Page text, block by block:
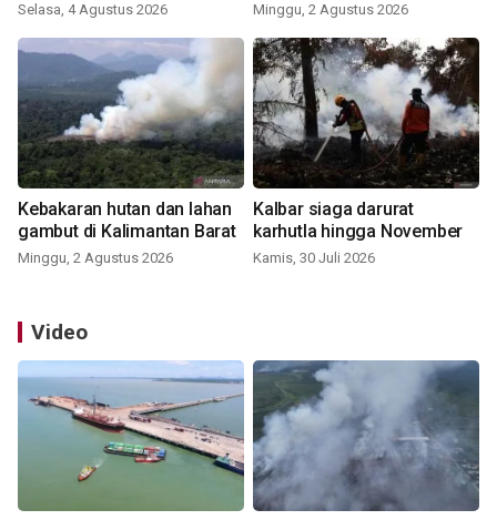
Selasa, 4 Agustus 2026 Minggu, 2 Agustus 2026
Kebakaran hutan dan lahan
gambut di Kalimantan Barat
Minggu, 2 Agustus 2026
Kalbar siaga darurat
karhutla hingga November
Kamis, 30 Juli 2026
Video